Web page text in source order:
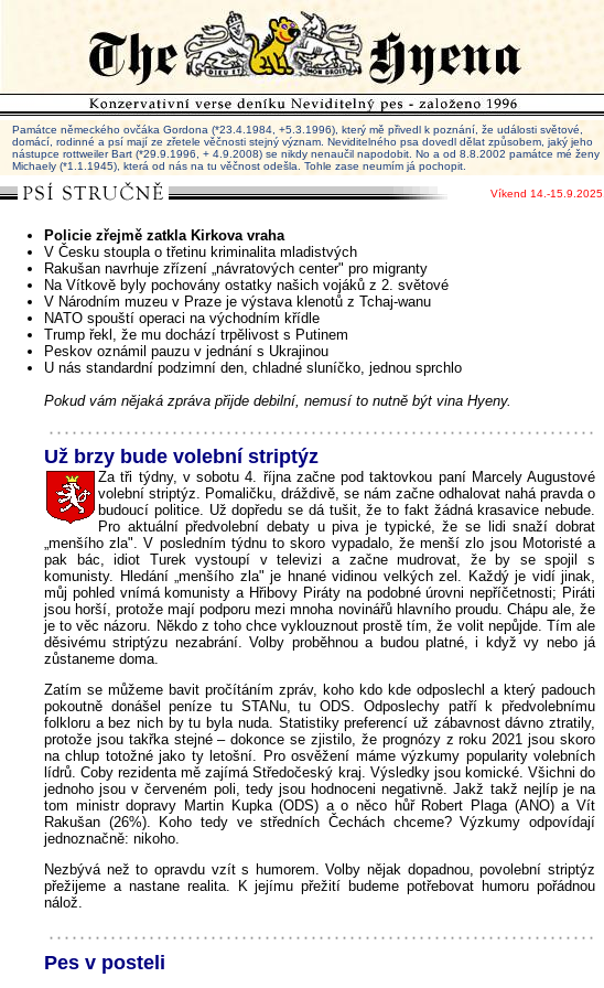
Památce německého ovčáka Gordona (*23.4.1984, +5.3.1996), který mě přivedl k poznání, že události světové,
domácí, rodinné a psí mají ze zřetele věčnosti stejný význam. Neviditelného psa dovedl dělat způsobem, jaký jeho
nástupce rottweiler Bart (*29.9.1996, + 4.9.2008) se nikdy nenaučil napodobit. No a od 8.8.2002 památce mé ženy
Michaely (*1.1.1945), která od nás na tu věčnost odešla. Tohle zase neumím já pochopit.
Víkend 14.-15.9.2025.
Policie zřejmě zatkla Kirkova vraha
V Česku stoupla o třetinu kriminalita mladistvých
Rakušan navrhuje zřízení „návratových center" pro migranty
Na Vítkově byly pochovány ostatky našich vojáků z 2. světové
V Národním muzeu v Praze je výstava klenotů z Tchaj-wanu
NATO spouští operaci na východním křídle
Trump řekl, že mu dochází trpělivost s Putinem
Peskov oznámil pauzu v jednání s Ukrajinou
U nás standardní podzimní den, chladné sluníčko, jednou sprchlo
Pokud vám nějaká zpráva přijde debilní, nemusí to nutně být vina Hyeny.
Už brzy bude volební striptýz
Za tři týdny, v sobotu 4. října začne pod taktovkou paní Marcely Augustové
volební striptýz. Pomaličku, dráždivě, se nám začne odhalovat nahá pravda o
budoucí politice. Už dopředu se dá tušit, že to fakt žádná krasavice nebude.
Pro aktuální předvolební debaty u piva je typické, že se lidi snaží dobrat
„menšího zla". V posledním týdnu to skoro vypadalo, že menší zlo jsou Motoristé a
pak bác, idiot Turek vystoupí v televizi a začne mudrovat, že by se spojil s
komunisty. Hledání „menšího zla" je hnané vidinou velkých zel. Každý je vidí jinak,
můj pohled vnímá komunisty a Hřibovy Piráty na podobné úrovni nepříčetnosti; Piráti
jsou horší, protože mají podporu mezi mnoha novinářů hlavního proudu. Chápu ale, že
je to věc názoru. Někdo z toho chce vyklouznout prostě tím, že volit nepůjde. Tím ale
děsivému striptýzu nezabrání. Volby proběhnou a budou platné, i když vy nebo já
zůstaneme doma.
Zatím se můžeme bavit pročítáním zpráv, koho kdo kde odposlechl a který padouch
pokoutně donášel peníze tu STANu, tu ODS. Odposlechy patří k předvolebnímu
folkloru a bez nich by tu byla nuda. Statistiky preferencí už zábavnost dávno ztratily,
protože jsou takřka stejné – dokonce se zjistilo, že prognózy z roku 2021 jsou skoro
na chlup totožné jako ty letošní. Pro osvěžení máme výzkumy popularity volebních
lídrů. Coby rezidenta mě zajímá Středočeský kraj. Výsledky jsou komické. Všichni do
jednoho jsou v červeném poli, tedy jsou hodnoceni negativně. Jakž takž nejlíp je na
tom ministr dopravy Martin Kupka (ODS) a o něco hůř Robert Plaga (ANO) a Vít
Rakušan (26%). Koho tedy ve středních Čechách chceme? Výzkumy odpovídají
jednoznačně: nikoho.
Nezbývá než to opravdu vzít s humorem. Volby nějak dopadnou, povolební striptýz
přežijeme a nastane realita. K jejímu přežití budeme potřebovat humoru pořádnou
nálož.
Pes v posteli